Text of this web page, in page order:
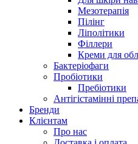
Мезотерапія
Пілінг
Ліполітики
Філлери
Креми для
Бактеріофаги
Пробіотики
Пребіотики
Антігістамінні
Бренди
Клієнтам
Про нас